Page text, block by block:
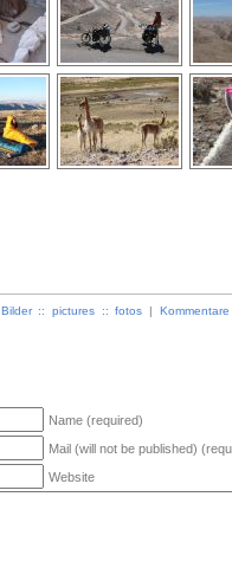
Bilder :: pictures :: fotos |
Name (required)
Mail (will not be published)
Website